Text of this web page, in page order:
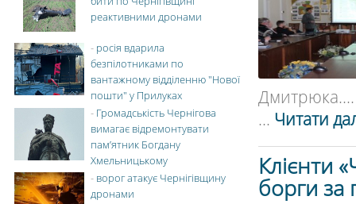
Дмитрюка....
... Читати
Клієнти
борги за
реактивними дронами
- росія вдарила
безпілотниками по
вантажному відділенню "Нової
пошти" у Прилуках
- Громадськість Чернігова
вимагає відремонтувати
пам’ятник Богдану
Хмельницькому
- ворог атакує Чернігівщину
дронами